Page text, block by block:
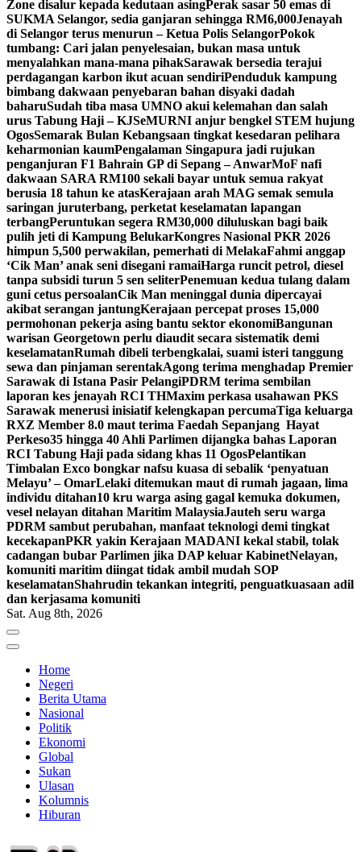
Zone disalur kepada kedutaan asingPerak sasar 50 emas di
SUKMA Selangor, sedia ganjaran sehingga RM6,000Jenayah
di Selangor terus menurun – Ketua Polis SelangorPokok
tumbang: Cari jalan penyelesaian, bukan masa untuk
menyalahkan mana-mana pihakSarawak bersedia terajui
perdagangan karbon ikut acuan sendiriPenduduk kampung
bimbang dakwaan penyebaran bahan disyaki dadah
baharuSudah tiba masa UMNO akui kelemahan dan salah
urus Tabung Haji – KJSeMURNI anjur bengkel STEM hujung
OgosSemarak Bulan Kebangsaan tingkat kesedaran pelihara
keharmonian kaumPengalaman Singapura jadi rujukan
penganjuran F1 Bahrain GP di Sepang – AnwarMoF nafi
dakwaan SARA RM100 sekali bayar untuk semua rakyat
berusia 18 tahun ke atasKerajaan arah MAG semak semula
saringan juruterbang, perketat keselamatan lapangan
terbangPeruntukan segera RM30,000 diluluskan bagi baik
pulih jeti di Kampung BelukarKongres Nasional PKR 2026
himpun 5,500 perwakilan, pemerhati di MelakaFahmi anggap
‘Cik Man’ anak seni disegani ramaiHarga runcit petrol, diesel
tanpa subsidi turun 5 sen seliterPenemuan kedua tulang dalam
guni cetus persoalanCik Man meninggal dunia dipercayai
akibat serangan jantungKerajaan percepat proses 15,000
permohonan pekerja asing bantu sektor ekonomiBangunan
warisan Georgetown perlu diaudit secara sistematik demi
keselamatanRumah dibeli terbengkalai, suami isteri tanggung
sewa dan pinjaman serentakAgong terima menghadap Premier
Sarawak di Istana Pasir PelangiPDRM terima sembilan
laporan kes jenayah RCI THMaxim perkasa usahawan PKS
Sarawak menerusi inisiatif kelengkapan percumaTiga keluarga
RXZ Member 8.0 maut terima Faedah Sepanjang Hayat
Perkeso35 hingga 40 Ahli Parlimen dijangka bahas Laporan
RCI Tabung Haji pada sidang khas 11 OgosPelantikan
Timbalan Exco bongkar nafsu kuasa di sebalik ‘penyatuan
Melayu’ – OmarLelaki ditemukan maut di rumah jagaan, lima
individu ditahan10 kru warga asing gagal kemuka dokumen,
vesel nelayan ditahan Maritim MalaysiaJauteh seru warga
PDRM sambut perubahan, manfaat teknologi demi tingkat
kecekapanPKR yakin Kerajaan MADANI kekal stabil, tolak
cadangan bubar Parlimen jika DAP keluar KabinetNelayan,
komuniti maritim diingat tidak ambil mudah SOP
keselamatanShahrudin tekankan integriti, penguatkuasaan adil
dan kerjasama komuniti
Sat. Aug 8th, 2026
Home
Negeri
Berita Utama
Nasional
Politik
Ekonomi
Global
Sukan
Ulasan
Kolumnis
Hiburan